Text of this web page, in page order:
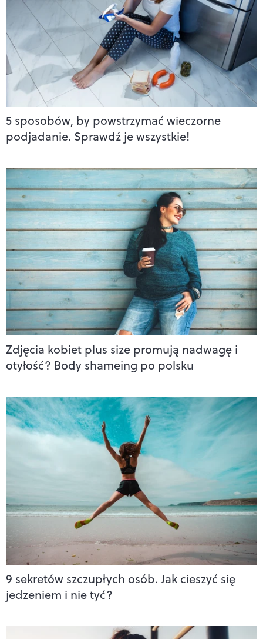
5 sposobów, by powstrzymać wieczorne
podjadanie. Sprawdź je wszystkie!
Zdjęcia kobiet plus size promują nadwagę i
otyłość? Body shameing po polsku
9 sekretów szczupłych osób. Jak cieszyć się
jedzeniem i nie tyć?